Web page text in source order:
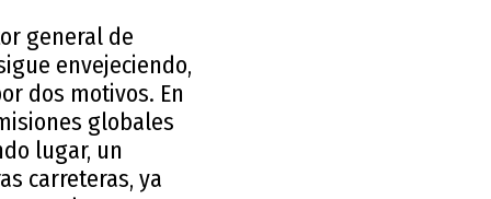
general de
envejeciendo,
dos motivos. En
globales
lugar, un
carreteras, ya